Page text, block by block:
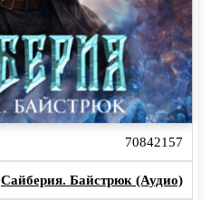
70842157
Сайберия. Байстрюк (Аудио)